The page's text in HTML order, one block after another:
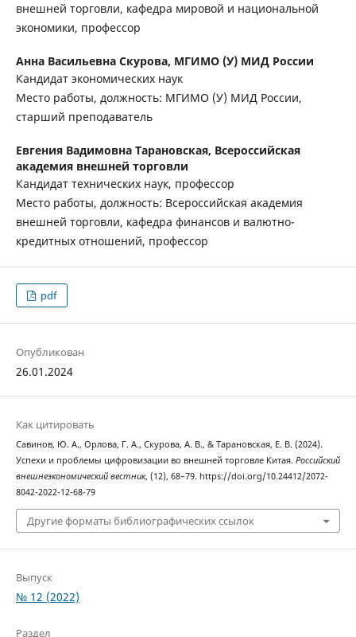
внешней торговли, кафедра мировой и национальной
экономики, профессор
Анна Васильевна Скурова, МГИМО (У) МИД России
Кандидат экономических наук
Место работы, должность: МГИМО (У) МИД России,
старший преподаватель
Евгения Вадимовна Тарановская, Всероссийская
академия внешней торговли
Кандидат технических наук, профессор
Место работы, должность: Всероссийская академия
внешней торговли, кафедра финансов и валютно-
кредитных отношений, профессор
pdf
Опубликован
26.01.2024
Как цитировать
Савинов, Ю. А., Орлова, Г. А., Скурова, А. В., & Тарановская, Е. В. (2024).
Успехи и проблемы цифровизации во внешней торговле Китая. Российский
внешнеэкономический вестник, (12), 68–79. https://doi.org/10.24412/2072-
8042-2022-12-68-79
Другие форматы библиографических ссылок
Выпуск
№ 12 (2022)
Раздел